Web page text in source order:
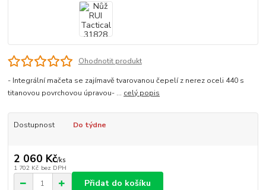
Ohodnotit produkt
- Integrální mačeta se zajímavě tvarovanou čepelí z nerez oceli 440 s
titanovou povrchovou úpravou- ... celý popis
Dostupnost Do týdne
2 060 Kč/ks
1 702 Kč bez DPH
Přidat do košíku